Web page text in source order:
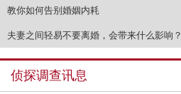
教你如何告别婚姻内耗
夫妻之间轻易不要离婚，会带来什么影响？
侦探调查讯息